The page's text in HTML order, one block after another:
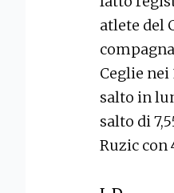
atlete del
Ceglie nei
salto in
salto di
Ruzic con